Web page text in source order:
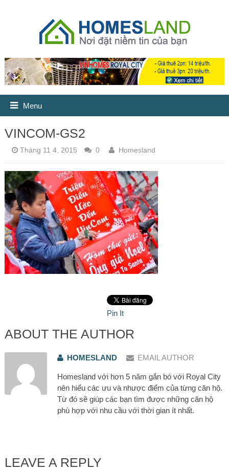
Menu
VINCOM-GS2
Tháng 11 4, 2015 0 Homesland
Pin It
ABOUT THE AUTHOR
HOMESLAND EMAIL AUTHOR
Homesland với hơn 5 năm gắn bó với Royal City
nên hiểu các ưu và nhược điểm của từng căn hộ.
Từ đó sẽ giúp các bạn tìm được những căn hộ
phù hợp với nhu cầu với thời gian ít nhất.
LEAVE A REPLY